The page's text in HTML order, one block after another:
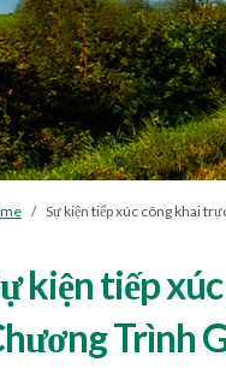
Sự kiện tiếp xúc công khai
kiện tiếp
Trình